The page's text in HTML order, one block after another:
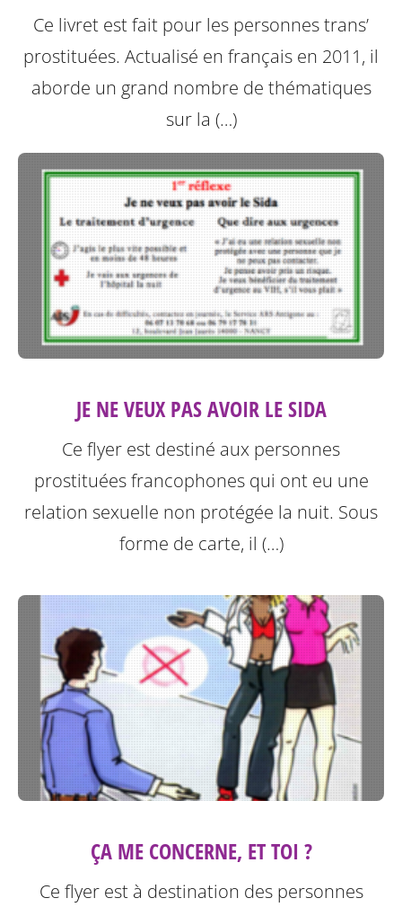
Ce livret est fait pour les personnes trans’
prostituées. Actualisé en français en 2011, il
aborde un grand nombre de thématiques
sur la (…)
JE NE VEUX PAS AVOIR LE SIDA
Ce flyer est destiné aux personnes
prostituées francophones qui ont eu une
relation sexuelle non protégée la nuit. Sous
forme de carte, il (…)
ÇA ME CONCERNE, ET TOI ?
Ce flyer est à destination des personnes